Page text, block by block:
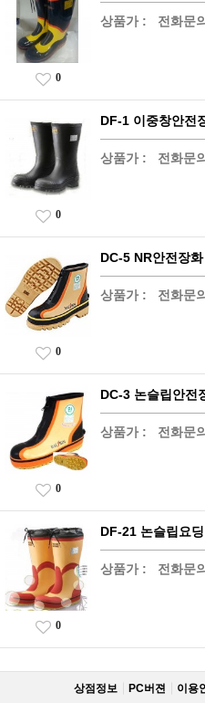
상품가 : 전화문
0
DF-1 이중창안전
상품가 : 전화문
0
DC-5 NR안전장
상품가 : 전화문
0
DC-3 논슬립안전
상품가 : 전화문
0
DF-21 논슬립요
상품가 : 전화문
0
상점정보 PC버젼 이용